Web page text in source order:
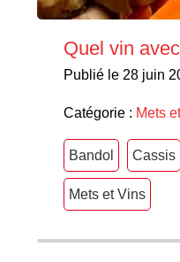
Quel vin
Publié le 28 juin
Catégorie : Mets
Bandol Cassis
Mets et Vins